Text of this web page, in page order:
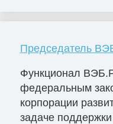
Председатель
Функционал
федеральным
корпорации
задаче